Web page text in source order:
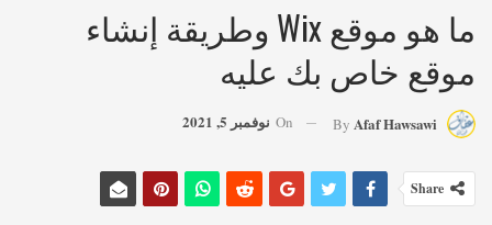
ما هو موقع Wix وطريقة إنشاء
موقع خاص بك عليه
By Afaf Hawsawi
On نوفمبر 5, 2021
Share